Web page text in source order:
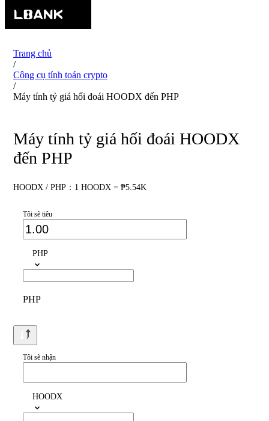
Trang chủ
/
Công cụ tính toán crypto
/
Máy tính tỷ giá hối đoái HOODX đến PHP
Máy tính tỷ giá hối đoái HOODX
đến PHP
HOODX / PHP：1 HOODX = ₱5.54K
Tôi sẽ tiêu
PHP
PHP
Tôi sẽ nhận
HOODX